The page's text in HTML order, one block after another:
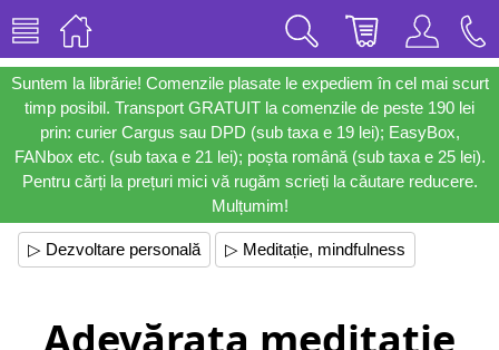
Suntem la librărie! Comenzile plasate le expediem în cel mai scurt
timp posibil. Transport GRATUIT la comenzile de peste 190 lei
prin: curier Cargus sau DPD (sub taxa e 19 lei); EasyBox,
FANbox etc. (sub taxa e 21 lei); poșta română (sub taxa e 25 lei).
Pentru cărți la prețuri mici vă rugăm scrieți la căutare reducere.
Mulțumim!
▷ Dezvoltare personală ▷ Meditație, mindfulness